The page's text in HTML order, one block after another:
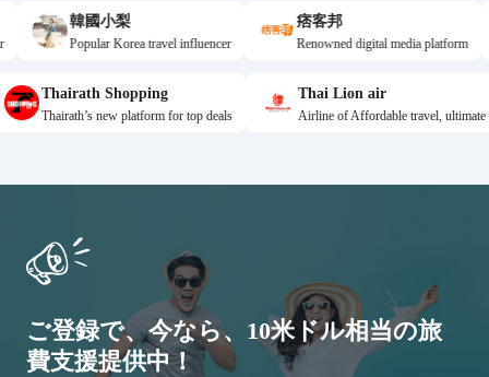
小梨
Korea travel influencer Renowned digital media platform One-
& codes
Thairath Shopping
Thairath’s new platform for top deals
Thai Lion air
Airline of Affordable
ご登録で、今なら、10米ドル相当の旅
費支援提供中！